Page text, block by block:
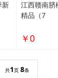
新
江西赣南脐
精品（7
￥0
共1页 8条